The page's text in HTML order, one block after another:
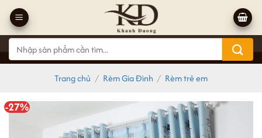
qua
nội
dung
Tìm
kiếm:
Trang chủ / Rèm Gia Đình / Rèm trẻ em
-27%